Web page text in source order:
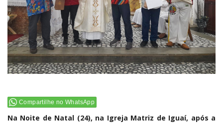
Compartilhe no WhatsApp
Na Noite de Natal (24), na Igreja Matriz de Iguaí, após a